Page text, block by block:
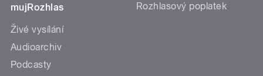
mujRozhlas
Živé vysílání
Audioarchiv
Podcasty
Rozhlasový poplatek